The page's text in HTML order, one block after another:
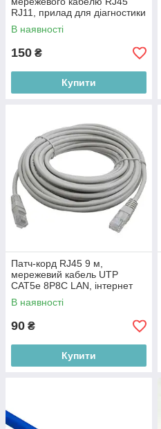
RJ11, прилад для діагностики
зелений
В наявності
150 ₴
Купити
Патч-корд RJ45 9 м,
мережевий кабель UTP
CAT5e 8P8C LAN, інтернет
кабель для комп’ютера та
роутера, білий
В наявності
90 ₴
Купити